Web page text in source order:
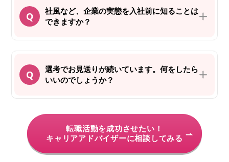
社風など、企業の実態を入社前に知ることは
できますか？
選考でお見送りが続いています。何をしたら
いいのでしょうか？
転職活動を成功させたい！
キャリアアドバイザーに相談してみる